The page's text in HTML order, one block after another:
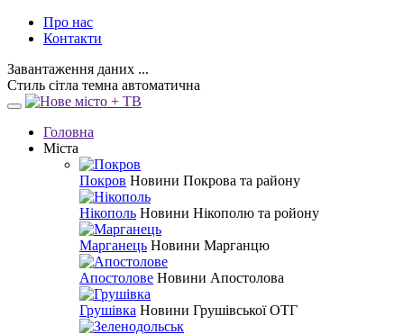
Про нас
Контакти
Завантаження даних ...
Стиль сітла темна автоматична
Головна
Міста
Покров Новини Покрова та району
Нікополь Новини Нікополю та ройону
Марганець Новини Марганцю
Апостолове Новини Апостолова
Грушівка Новини Грушівської ОТГ